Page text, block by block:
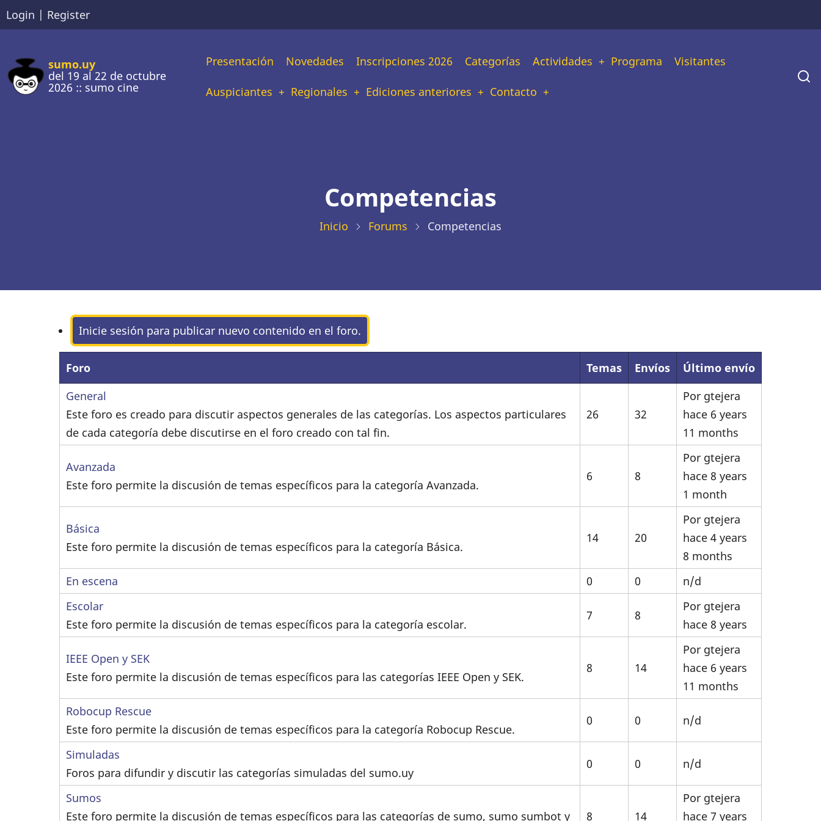
Pasar
al
principal
Login | Register
sumo.uy
del 19 al 22 de octubre
2026 :: sumo cine
Main
navigation
Presentación Novedades Inscripciones 2026 Categorías Actividades Programa Visitantes
Auspiciantes Regionales Ediciones anteriores Contacto
Competencias
Inicio Forums Competencias
Inicie sesión para publicar nuevo contenido en el foro.
Foro Temas Envíos
Último envío
No
hay
nuevos
General
Este foro es creado para discutir aspectos generales de las categorías. Los aspectos particulares
de cada categoría debe discutirse en el foro creado con tal fin.
26 32
Por gtejera
hace 6 years
11 months
No
hay
nuevos
envíos
Avanzada
Este foro permite la discusión de temas específicos para la categoría Avanzada.
6 8
Por gtejera
hace 8 years
1 month
No
hay
nuevos
envíos
Básica
Este foro permite la discusión de temas específicos para la categoría Básica.
14 20
Por gtejera
hace 4 years
8 months
No
hay
nuevos
envíos
En escena 0 0
n/d
No
hay
envíos
Escolar
Este foro permite la discusión de temas específicos para la categoría escolar.
7 8
Por gtejera
hace 8 years
No
hay
nuevos
envíos
IEEE Open y SEK
Este foro permite la discusión de temas específicos para las categorías IEEE Open y SEK.
8 14
Por gtejera
hace 6 years
11 months
No
hay
nuevos
envíos
Robocup Rescue
Este foro permite la discusión de temas específicos para la categoría Robocup Rescue.
0 0 n/d
No
hay
nuevos
envíos
Simuladas
Foros para difundir y discutir las categorías simuladas del sumo.uy
0 0 n/d
No
hay
Sumos
Este foro permite la discusión de temas específicos para las categorías de sumo, sumo sumbot y
8 14
Por gtejera
hace 7 years